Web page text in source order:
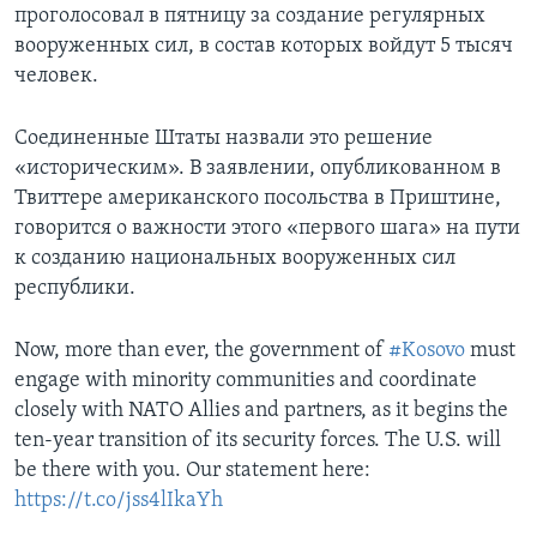
проголосовал в пятницу за создание регулярных
вооруженных сил, в состав которых войдут 5 тысяч
человек.
Соединенные Штаты назвали это решение
«историческим». В заявлении, опубликованном в
Твиттере американского посольства в Приштине,
говорится о важности этого «первого шага» на пути
к созданию национальных вооруженных сил
республики.
Now, more than ever, the government of #Kosovo must
engage with minority communities and coordinate
closely with NATO Allies and partners, as it begins the
ten-year transition of its security forces. The U.S. will
be there with you. Our statement here:
https://t.co/jss4lIkaYh